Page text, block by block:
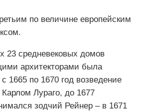
по величине европейским
23 средневековых домов
архитекторами была
1665 по 1670 год возведение
Лураго, до 1677
зодчий Рейнер – в 1671